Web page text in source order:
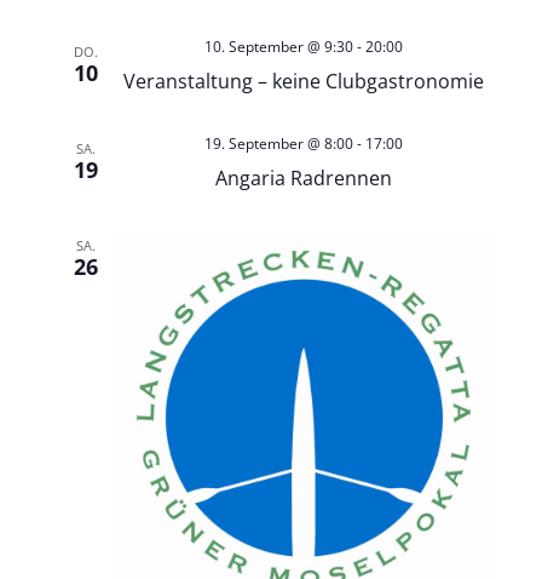
l
t
g
e
S
u
DO.
10 Veranstaltung – keine Clubgastronomie
10. September @ 9:30-20:00
SA.
19 Angaria Radrennen
19. September @ 8:00- 17:00
SA.
26